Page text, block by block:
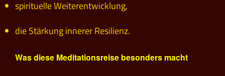
spirituelle Weiterentwicklung,
die Stärkung innerer Resilienz.
Was diese Meditationsreise besonders macht